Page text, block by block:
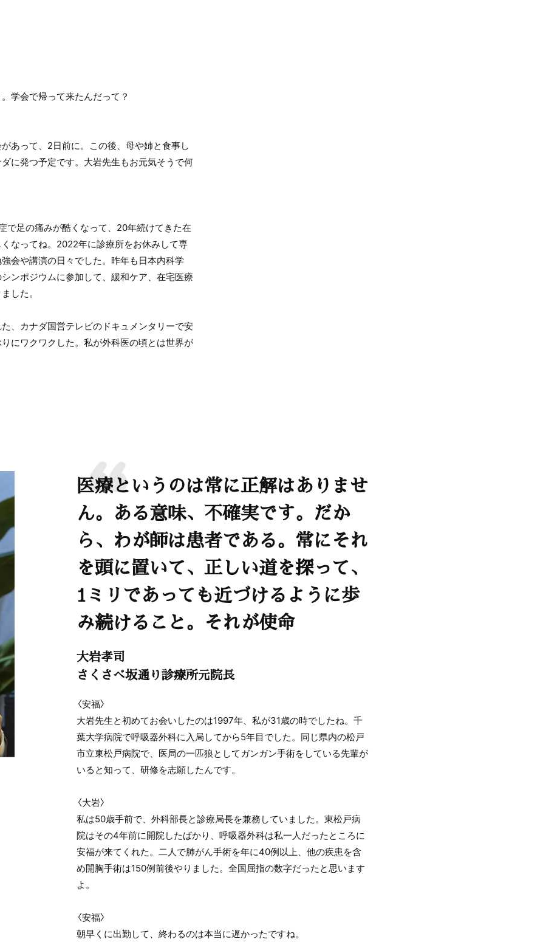
学会で帰って来たんだって？
あって、2日前に。この後、母や姉と食事し
に発つ予定です。大岩先生もお元気そうで何
で足の痛みが酷くなって、20年続けてきた在
なってね。2022年に診療所をお休みして専
会や講演の日々でした。昨年も日本内科学
ンポジウムに参加して、緩和ケア、在宅医療
した。
、カナダ国営テレビのドキュメンタリーで安
にワクワクした。私が外科医の頃とは世界が
医療というのは常に正解はありませ
ん。ある意味、不確実です。だか
ら、わが師は患者である。常にそれ
を頭に置いて、正しい道を探って、
1ミリであっても近づけるように歩
み続けること。それが使命
大岩孝司
さくさべ坂通り診療所元院長
〈安福〉
大岩先生と初めてお会いしたのは1997年、私が31歳の時でしたね。千
葉大学病院で呼吸器外科に入局してから5年目でした。同じ県内の松戸
市立東松戸病院で、医局の一匹狼としてガンガン手術をしている先輩が
いると知って、研修を志願したんです。
〈大岩〉
私は50歳手前で、外科部長と診療局長を兼務していました。東松戸病
院はその4年前に開院したばかり、呼吸器外科は私一人だったところに
安福が来てくれた。二人で肺がん手術を年に40例以上、他の疾患を含
め開胸手術は150例前後やりました。全国屈指の数字だったと思います
よ。
〈安福〉
朝早くに出勤して、終わるのは本当に遅かったですね。